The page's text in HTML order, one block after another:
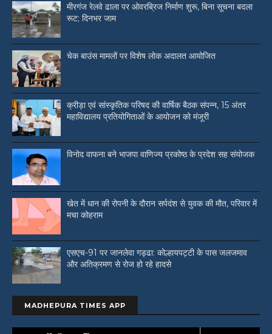
मीरगंज रेलवे ढाला पर ओवरब्रिज निर्माण शुरू, बिना सूचना बदला
रूट; दिनभर जाम
चेक बाउंस मामलों पर विशेष लोक अदालत आयोजित
क्रीड़ा एवं सांस्कृतिक परिषद की वार्षिक बैठक संपन्न, 15 अंतर
महाविद्यालय प्रतियोगिताओं के आयोजन को मंजूरी
विनोद वाफना बने भाजपा वाणिज्य प्रकोष्ठ के प्रदेश सह संयोजक
खेत में धान की रोपनी के दौरान सर्पदंश से युवक की मौत, परिवार में
मचा कोहराम
एसएच-91 पर जानलेवा गड्ढा: कोल्हायपट्टी के पास जलजमाव
और अतिक्रमण से रोज हो रहे हादसे
MADHEPURA TIMES APP